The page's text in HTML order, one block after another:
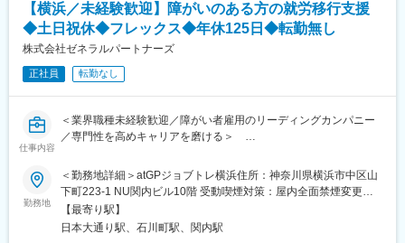
■就業環境
月に1～3回土日祝出勤がありますが、平日に必ず振休取得をして
います。チーム体制で仕事をするため、休みの日に対応が発生す
■強み
「サービスの質の高さ」の重要性が問われる中、当社は、創業以
来サービスの質を徹底追及し、発展・成長しています。レンタル
門性・資質のレベルアップに努め、事業の質を高める取り組みを
続けています。
変更の範囲：会社の定める業務
■開発環境：
アジャイル体制での開発を行います。
新技術についても積極的に取り入れる社風です。
現在AWSをインフラとして利用しており、Golang、Kotlinを実際
のサービス開発に採用しています。
発にメンバ一同一丸となって取り組んでいます。
エディタやツール、開発環境などもご相談できます。
■組織構成：
現在開発部は23名のメンバーがおり、各拠点ごとで動いておりま
【横浜／未経験歓迎】障がいのある方の就労移行支援
◆土日祝休◆フレックス◆年休125日◆転勤無し
株式会社ゼネラルパートナーズ
正社員 転勤なし
仕事内容
＜業界職種未経験歓迎／障がい者雇用のリーディングカンパニー
／専門性を高めキャリアを磨ける＞
当社が開設する就労移行支援事業（障害者総合支援法に基づく障
害福祉サービス）にて、障がいをお持ちの方の就労支援業務をお
任せします。
非常に社会貢献性が高く、やりがいを感じながらも施設運営につ
いても経験を積める為、ビジネススキルを身に付けることができ
勤務地
＜勤務地詳細＞atGPジョブトレ横浜住所：神奈川県横浜市中区山
下町223-1 NU関内ビル10階 受動喫煙対策：屋内全面禁煙変更の
範囲：会社の定める事業所
【最寄り駅】
日本大通り駅、石川町駅、関内駅